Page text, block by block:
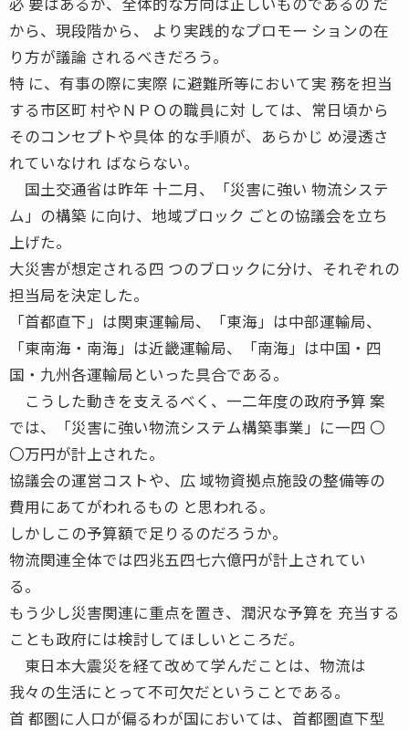
から、現段階から、 より実践的なプロモー ションの在
り方が議論 されるべきだろう。
特 に、有事の際に実際 に避難所等において実 務を担当
する市区町 村やＮＰＯの職員に対 しては、常日頃から
そのコンセプトや具体 的な手順が、あらかじ め浸透さ
れていなけれ ばならない。
国土交通省は昨年 十二月、「災害に強い 物流システ
ム」の構築 に向け、地域ブロック ごとの協議会を立ち
上げた。
大災害が想定される四 つのブロックに分け、それぞれの
担当局を決定した。
「首都直下」は関東運輸局、「東海」は中部運輸局、
「東南海・南海」は近畿運輸局、「南海」は中国・四
国・九州各運輸局といった具合である。
こうした動きを支えるべく、一二年度の政府予算 案
では、「災害に強い物流システム構築事業」に一四 〇
〇万円が計上された。
協議会の運営コストや、広 域物資拠点施設の整備等の
費用にあてがわれるもの と思われる。
しかしこの予算額で足りるのだろうか。
物流関連全体では四兆五四七六億円が計上されてい
る。
もう少し災害関連に重点を置き、潤沢な予算を 充当する
ことも政府には検討してほしいところだ。
東日本大震災を経て改めて学んだことは、物流は
我々の生活にとって不可欠だということである。
首 都圏に人口が偏るわが国においては、首都圏直下型